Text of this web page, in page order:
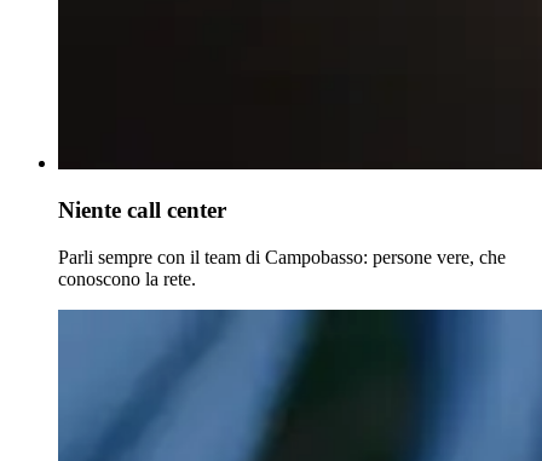
Niente call center
Parli sempre con il team di Campobasso: persone vere, che
conoscono la rete.